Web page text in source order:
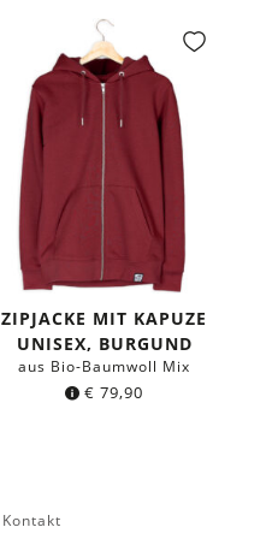
ZIPJACKE MIT KAPUZE
UNISEX, BURGUND
aus Bio-Baumwoll Mix
€ 79,90
Kontakt